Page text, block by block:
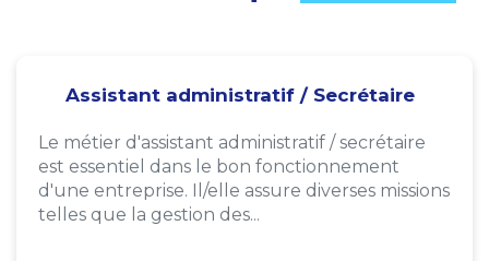
Assistant administratif / Secrétaire
Le métier d'assistant administratif / secrétaire
est essentiel dans le bon fonctionnement
d'une entreprise. Il/elle assure diverses missions
telles que la gestion des...